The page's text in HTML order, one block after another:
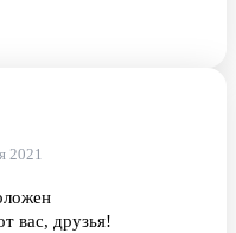
2021
вас, друзья!